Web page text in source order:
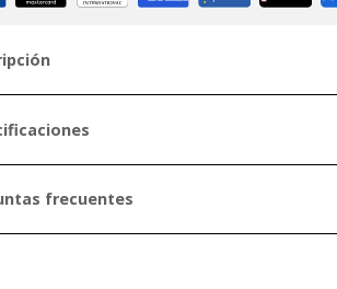
frecuentes